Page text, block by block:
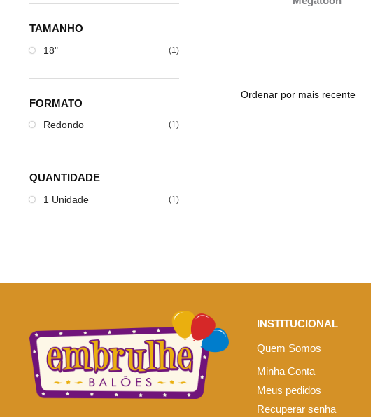
TAMANHO
18" (1)
FORMATO
Redondo (1)
QUANTIDADE
1 Unidade (1)
INSTITUCIONAL
Quem Somos
Minha Conta
Meus pedidos
Recuperar senha